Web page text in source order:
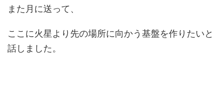
また月に送って、
ここに火星より先の場所に向かう基盤を作りたいと
話しました。